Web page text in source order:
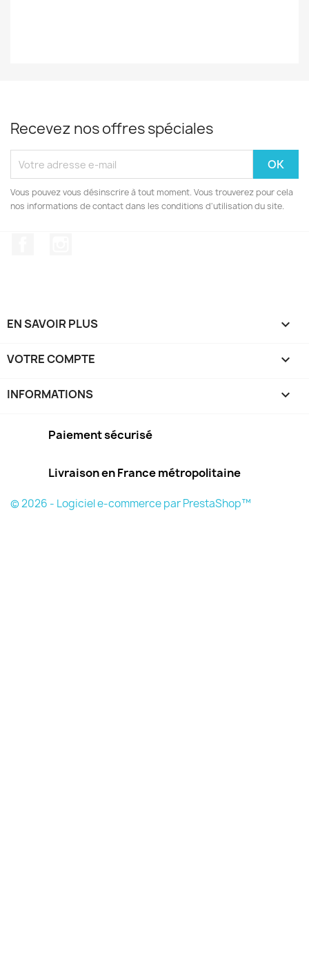
Recevez nos offres spéciales
Vous pouvez vous désinscrire à tout moment. Vous trouverez pour cela
nos informations de contact dans les conditions d'utilisation du site.
EN SAVOIR PLUS 
VOTRE COMPTE 
INFORMATIONS keyboard_arrow_down
Paiement sécurisé
Livraison en France métropolitaine
© 2026 - Logiciel e-commerce par PrestaShop™